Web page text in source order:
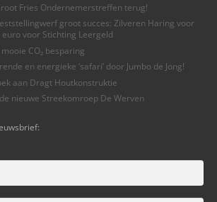
Fries Ondernemerstreffen terug!
groot succes: Zilveren Haring voor
voor Stichting Leergeld
CO₂ besparing
en energieke ‘safari’ door Jumbo de Jong!
aan Dragt Houtkonstruktie
nieuwe Streekomroep De Werven